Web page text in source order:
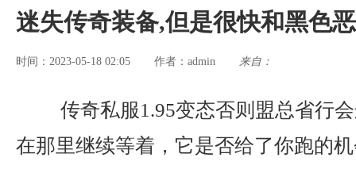
迷失传奇装备,但是很快和黑色
时间：2023-05-18 02:05 作者： admin 来自：
传奇私服1.95变态否则盟总省行
在那里继续等着，它是否给了你跑的